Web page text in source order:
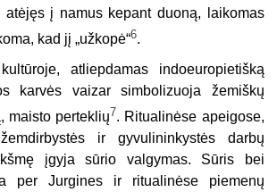
atėjęs į namus kepant duoną, laikomas
kad jį „užkopė“6.
atliepdamas indoeuropietišką
karvės vaizar simbolizuoja žemiškų
maisto perteklių7. Ritualinėse apeigose,
ir gyvulininkystės darbų
įgyja sūrio valgymas. Sūris bei
per Jurgines ir ritualinėse piemenų